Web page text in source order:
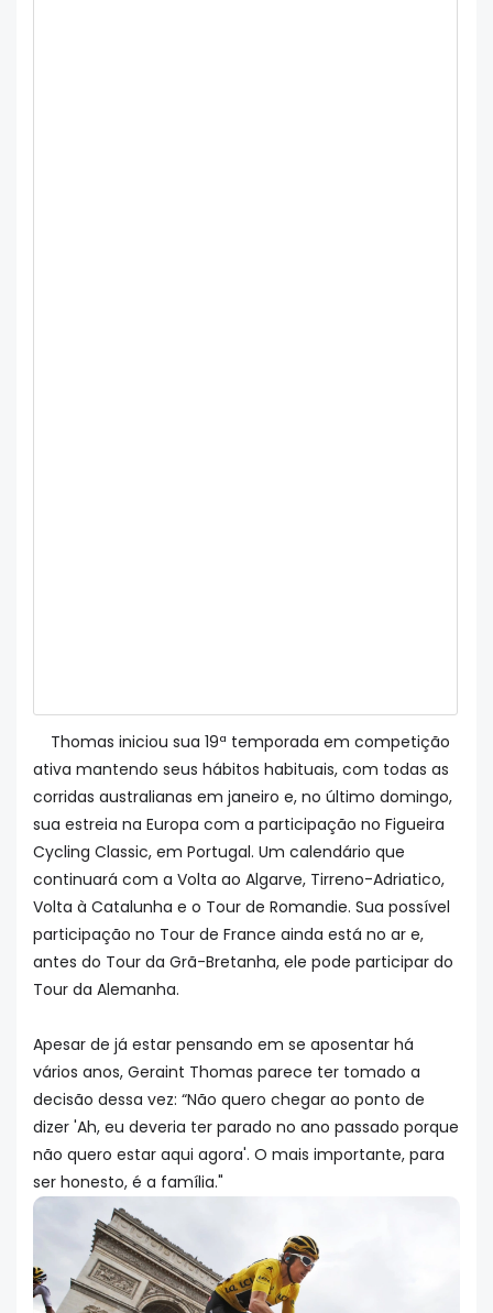
Thomas iniciou sua 19ª temporada em competição
ativa mantendo seus hábitos habituais, com todas as
corridas australianas em janeiro e, no último domingo,
sua estreia na Europa com a participação no Figueira
Cycling Classic, em Portugal. Um calendário que
continuará com a Volta ao Algarve, Tirreno-Adriatico,
Volta à Catalunha e o Tour de Romandie. Sua possível
participação no Tour de France ainda está no ar e,
antes do Tour da Grã-Bretanha, ele pode participar do
Tour da Alemanha.
Apesar de já estar pensando em se aposentar há
vários anos, Geraint Thomas parece ter tomado a
decisão dessa vez: “Não quero chegar ao ponto de
dizer 'Ah, eu deveria ter parado no ano passado porque
não quero estar aqui agora'. O mais importante, para
ser honesto, é a família."